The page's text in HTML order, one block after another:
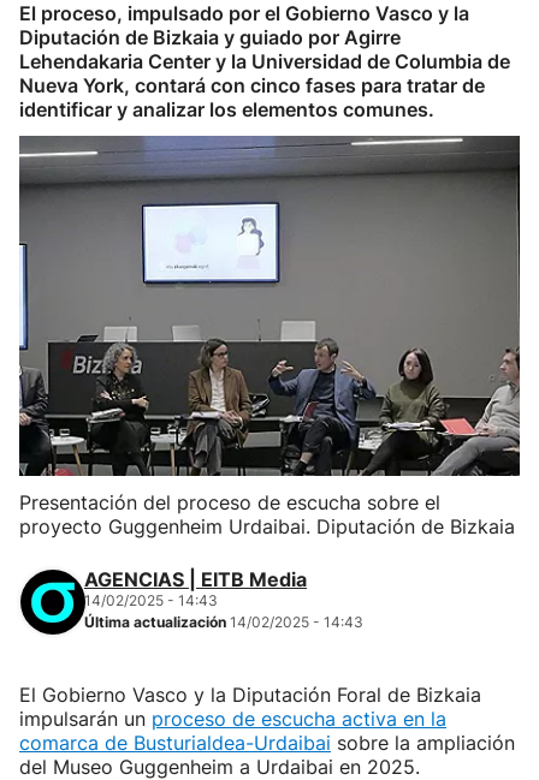
El proceso, impulsado por el Gobierno Vasco y la
Diputación de Bizkaia y guiado por Agirre
Lehendakaria Center y la Universidad de Columbia de
Nueva York, contará con cinco fases para tratar de
identificar y analizar los elementos comunes.
Presentación del proceso de escucha sobre el
proyecto Guggenheim Urdaibai. Diputación de Bizkaia
AGENCIAS | EITB Media
14/02/2025 - 14:43
Última actualización 14/02/2025 - 14:43
El Gobierno Vasco y la Diputación Foral de Bizkaia
impulsarán un proceso de escucha activa en la
comarca de Busturialdea-Urdaibai sobre la ampliación
del Museo Guggenheim a Urdaibai en 2025.